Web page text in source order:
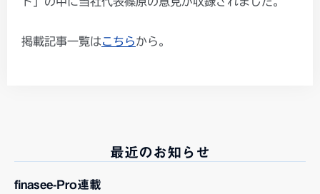
掲載記事一覧はこちらから。
最近のお知らせ
finasee-Pro連載